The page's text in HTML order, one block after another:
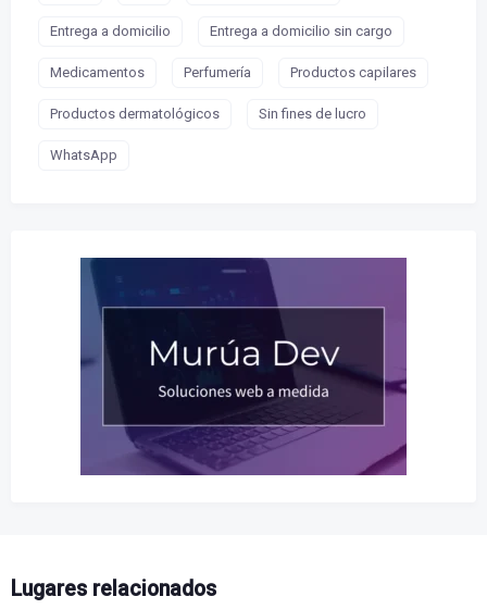
Entrega a domicilio Entrega a domicilio sin cargo
Medicamentos Perfumería Productos capilares
Productos dermatológicos Sin fines de lucro
WhatsApp
Lugares relacionados